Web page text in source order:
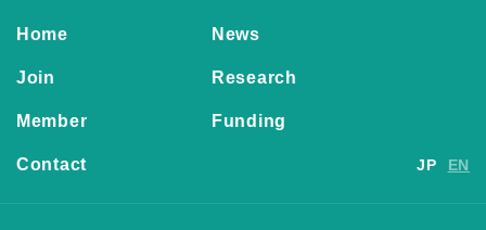
Home News
Join Research
Member Funding
Contact JP EN